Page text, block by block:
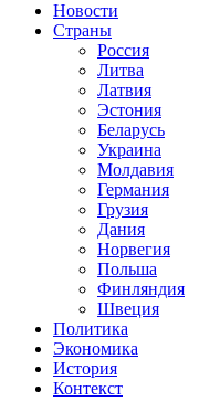
Новости
Страны
Россия
Литва
Латвия
Эстония
Беларусь
Украина
Молдавия
Германия
Грузия
Дания
Норвегия
Польша
Финляндия
Швеция
Политика
Экономика
История
Контекст